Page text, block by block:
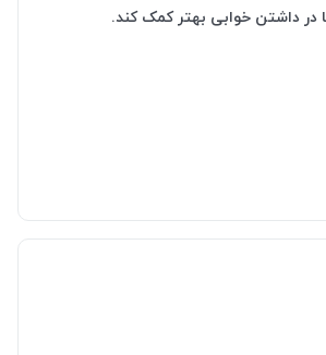
در داشتن خوابی بهتر کمک کند.